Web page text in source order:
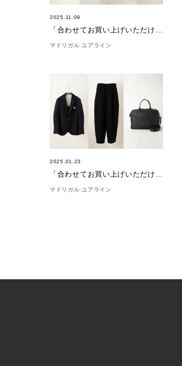
2025.11.09
マドリガル ユアライン
2025.01.23
マドリガル ユアライン